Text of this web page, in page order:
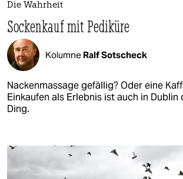
Die Wahrheit
Sockenkauf mit Pediküre
Kolumne Ralf Sotscheck
Nackenmassage gefällig? Oder eine
Einkaufen als Erlebnis ist auch in Dublin
Ding.